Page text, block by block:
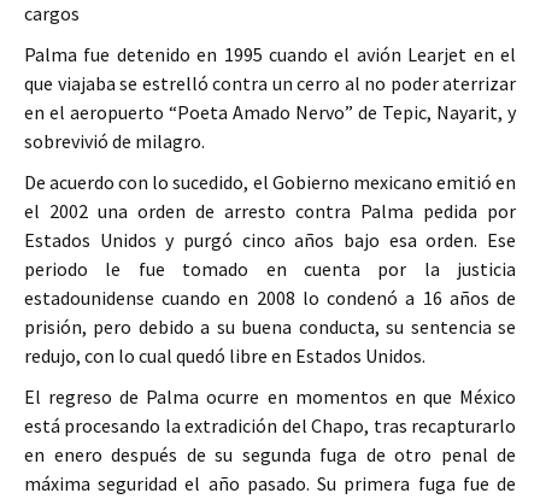
cargos
Palma fue detenido en 1995 cuando el avión Learjet en el
que viajaba se estrelló contra un cerro al no poder aterrizar
en el aeropuerto “Poeta Amado Nervo” de Tepic, Nayarit, y
sobrevivió de milagro.
De acuerdo con lo sucedido, el Gobierno mexicano emitió en
el 2002 una orden de arresto contra Palma pedida por
Estados Unidos y purgó cinco años bajo esa orden. Ese
periodo le fue tomado en cuenta por la justicia
estadounidense cuando en 2008 lo condenó a 16 años de
prisión, pero debido a su buena conducta, su sentencia se
redujo, con lo cual quedó libre en Estados Unidos.
El regreso de Palma ocurre en momentos en que México
está procesando la extradición del Chapo, tras recapturarlo
en enero después de su segunda fuga de otro penal de
máxima seguridad el año pasado. Su primera fuga fue de